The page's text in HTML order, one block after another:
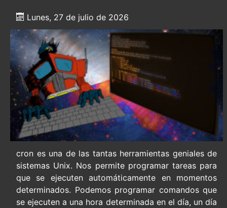
Lunes, 27 de julio de 2026
cron es una de las tantas herramientas geniales de
sistemas Unix. Nos permite programar tareas para
que se ejecuten automáticamente en momentos
determinados. Podemos programar comandos que
se ejecuten a una hora determinada en el día, un día